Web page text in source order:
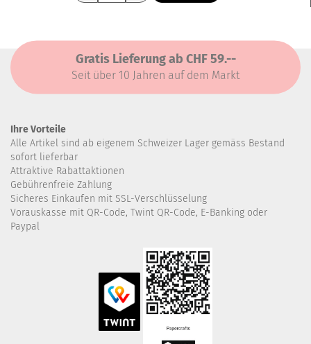
Gratis Lieferung ab CHF 59.--
Seit über 10 Jahren auf dem Markt
Ihre Vorteile
Alle Artikel sind ab eigenem Schweizer Lager gemäss Bestand
sofort lieferbar
Attraktive Rabattaktionen
Gebührenfreie Zahlung
Sicheres Einkaufen mit SSL-Verschlüsselung
Vorauskasse mit QR-Code, Twint QR-Code, E-Banking oder
Paypal